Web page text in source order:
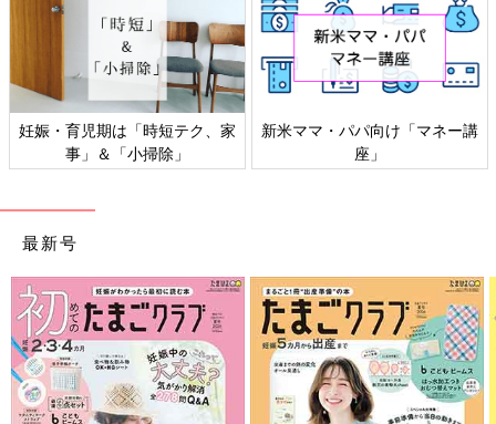
感染症対策、いますぐできるこ
と
「もしものときの」赤ちゃん・
家族の防災
最新号